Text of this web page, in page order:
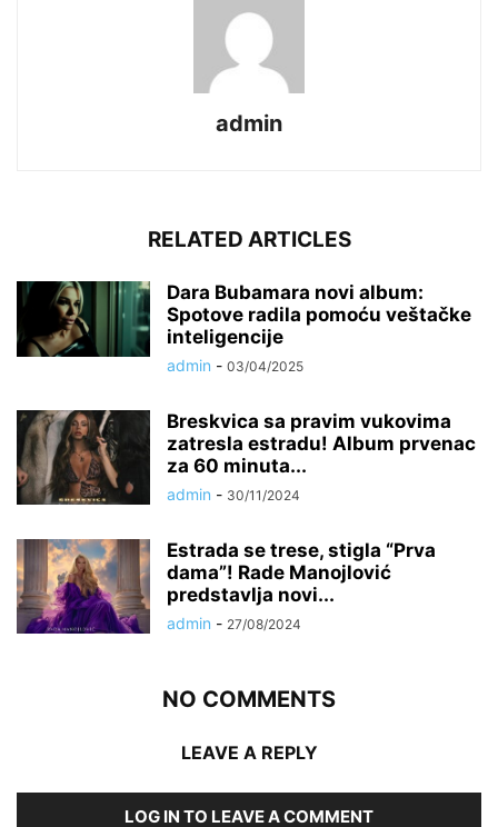
admin
RELATED ARTICLES
Dara Bubamara novi album:
Spotove radila pomoću veštačke
inteligencije
admin - 03/04/2025
Breskvica sa pravim vukovima
zatresla estradu! Album prvenac
za 60 minuta...
admin - 30/11/2024
Estrada se trese, stigla “Prva
dama”! Rade Manojlović
predstavlja novi...
admin - 27/08/2024
NO COMMENTS
LEAVE A REPLY
LOG IN TO LEAVE A COMMENT